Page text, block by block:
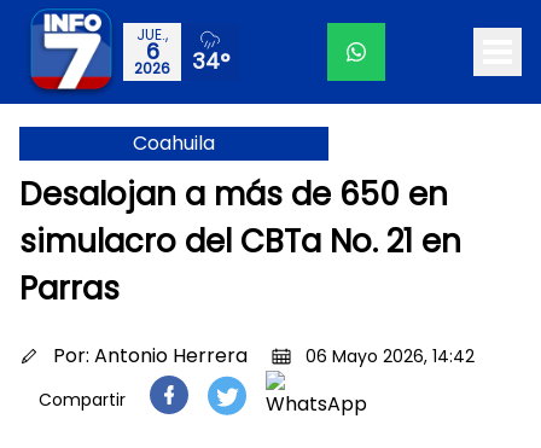
JUE.,
6
2026 34°
Coahuila
Desalojan a más de 650 en
simulacro del CBTa No. 21 en
Parras
Por: Antonio Herrera
06 Mayo 2026, 14:42
Compartir